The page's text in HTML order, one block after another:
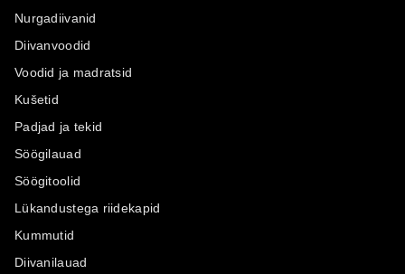
Nurgadiivanid
Diivanvoodid
Voodid ja madratsid
Kušetid
Padjad ja tekid
Söögilauad
Söögitoolid
Lükandustega riidekapid
Kummutid
Diivanilauad